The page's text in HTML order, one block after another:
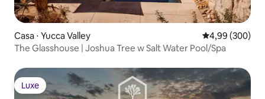
Casa ⋅ Yucca Valley 4,99 de uma
4,99 (300)
The Glasshouse | Joshua Tree w Salt Water Pool/Spa
Luxe
Luxe